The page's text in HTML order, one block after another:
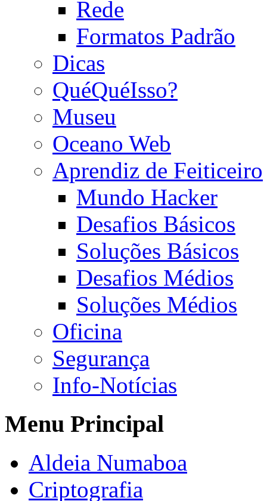
Rede
Formatos Padrão
Dicas
QuéQuéIsso?
Museu
Oceano Web
Aprendiz de Feiticeiro
Mundo Hacker
Desafios Básicos
Soluções Básicos
Desafios Médios
Soluções Médios
Oficina
Segurança
Info-Notícias
Menu Principal
Aldeia Numaboa
Criptografia